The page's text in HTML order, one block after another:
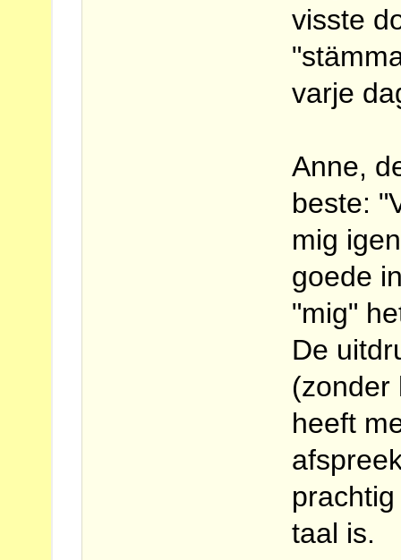
visste
varje
Anne,
beste:
mig
goede
"mig"
De
(zonder
heeft
taal is.